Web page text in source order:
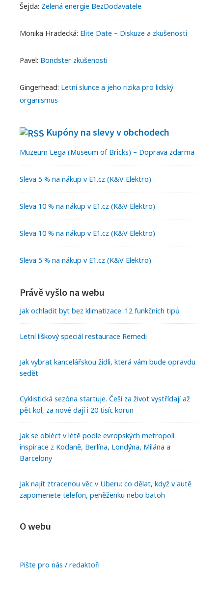
Šejda: Zelená energie BezDodavatele
Monika Hradecká: Elite Date – Diskuze a zkušenosti
Pavel: Bondster zkušenosti
Gingerhead: Letní slunce a jeho rizika pro lidský
organismus
Kupóny na slevy v obchodech
Muzeum Lega (Museum of Bricks) – Doprava zdarma
Sleva 5 % na nákup v E1.cz (K&V Elektro)
Sleva 10 % na nákup v E1.cz (K&V Elektro)
Sleva 10 % na nákup v E1.cz (K&V Elektro)
Sleva 5 % na nákup v E1.cz (K&V Elektro)
Právě vyšlo na webu
Jak ochladit byt bez klimatizace: 12 funkčních tipů
Letní liškový speciál restaurace Remedi
Jak vybrat kancelářskou židli, která vám bude opravdu
sedět
Cyklistická sezóna startuje. Češi za život vystřídají až
pět kol, za nové dají i 20 tisíc korun
Jak se obléct v létě podle evropských metropolí:
inspirace z Kodaně, Berlína, Londýna, Milána a
Barcelony
Jak najít ztracenou věc v Uberu: co dělat, když v autě
zapomenete telefon, peněženku nebo batoh
O webu
Pište pro nás / redaktoři